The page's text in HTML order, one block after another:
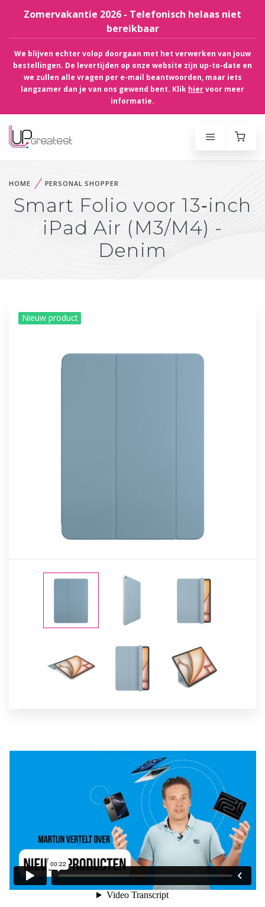
Zomervakantie 2026 - Telefonisch helaas niet
bereikbaar
We blijven echter volop doorgaan met het verwerken van jouw
bestellingen. De levertijden op onze website zijn up-to-date en
we zullen alle vragen per e-mail beantwoorden, maar iets
langzamer dan je van ons gewend bent. Klik hiervoor meer
informatie.
HOME PERSONAL SHOPPER
Smart Folio voor 13‑inch
iPad Air (M3/M4) -
Denim
Nieuw product